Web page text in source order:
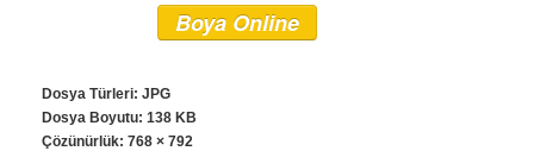
Boya Online
Dosya Türleri: JPG
Dosya Boyutu: 138 KB
Çözünürlük: 768 × 792